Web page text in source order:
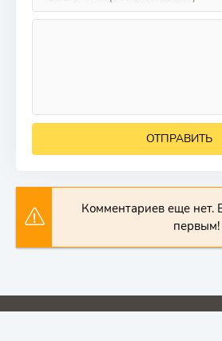
ОТПРАВИТЬ
Комментариев еще нет.
первым!